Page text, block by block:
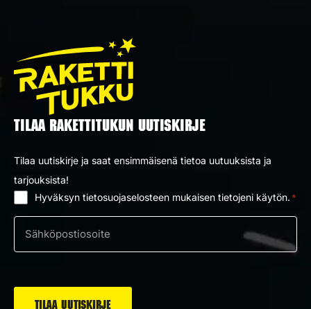
TILAA RAKETTITUKUN UUTISKIRJE
Tilaa uutiskirje ja saat ensimmäisenä tietoa uutuuksista ja
tarjouksista!
Hyväksyn tietosuojaselosteen mukaisen tietojeni käytön. *
Sähköposti